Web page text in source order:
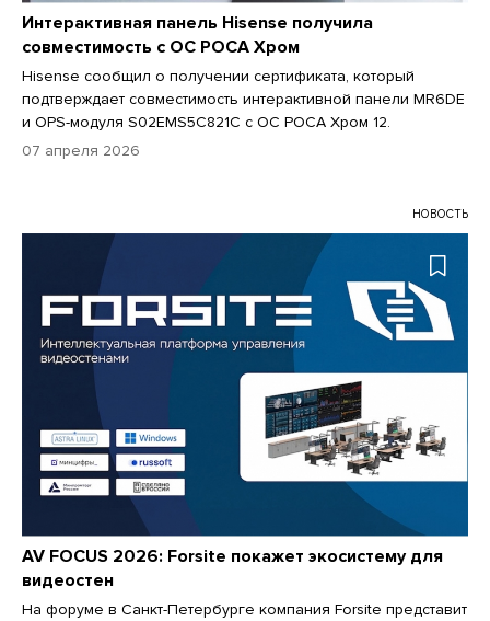
Интерактивная панель Hisense получила
совместимость с ОС РОСА Хром
Hisense сообщил о получении сертификата, который
подтверждает совместимость интерактивной панели MR6DE
и OPS-модуля S02EMS5C821C с ОС РОСА Хром 12.
07 апреля 2026
НОВОСТЬ
AV FOCUS 2026: Forsite покажет экосистему для
видеостен
На форуме в Санкт-Петербурге компания Forsite представит